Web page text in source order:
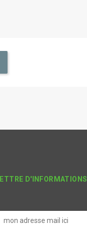
D'INFORMATIONS